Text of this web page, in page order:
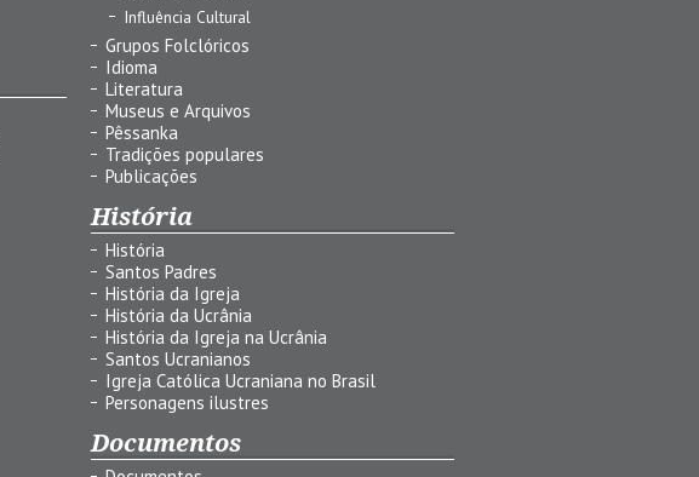
Influência Cultural
Grupos Folclóricos
Idioma
Literatura
Museus e Arquivos
Pêssanka
Tradições populares
Publicações
História
História
Santos Padres
História da Igreja
História da Ucrânia
História da Igreja na Ucrânia
Santos Ucranianos
Igreja Católica Ucraniana no Brasil
Personagens ilustres
Documentos